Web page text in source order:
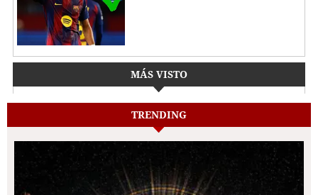
MÁS VISTO
TRENDING